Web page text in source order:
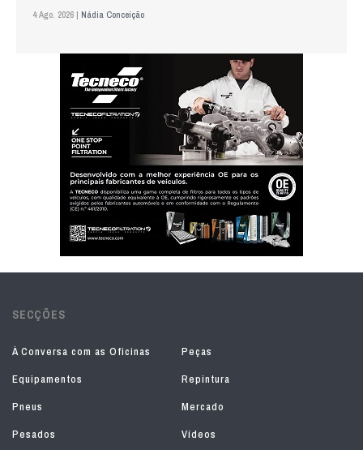
4 Ago. 2026 | Nádia Conceição
SECÇÕES
À Conversa com as Oficinas
Peças
Equipamentos
Repintura
Pneus
Mercado
Pesados
Vídeos